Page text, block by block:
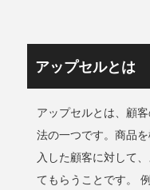
アップセルとは
アップセルとは、顧
法の一つです。商品
入した顧客に対して
てもらうことです。